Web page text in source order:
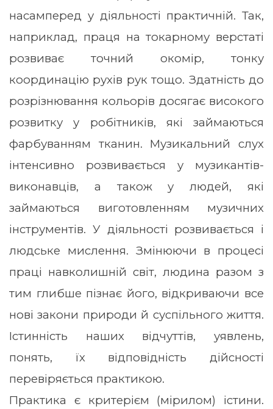
насамперед у діяльності практичній. Так,
наприклад, праця на токарному верстаті
розвиває точний окомір, тонку
координацію рухів рук тощо. Здатність до
розрізнювання кольорів досягає високого
розвитку у робітників, які займаються
фарбуванням тканин. Музикальний слух
інтенсивно розвивається у музикантів-
виконавців, а також у людей, які
займаються виготовленням музичних
інструментів. У діяльності розвивається і
людське мислення. Змінюючи в процесі
праці навколишній світ, людина разом з
тим глибше пізнає його, відкриваючи все
нові закони природи й суспільного життя.
Істинність наших відчуттів, уявлень,
понять, їх відповідність дійсності
перевіряється практикою.
Практика є критерієм (мірилом) істини.